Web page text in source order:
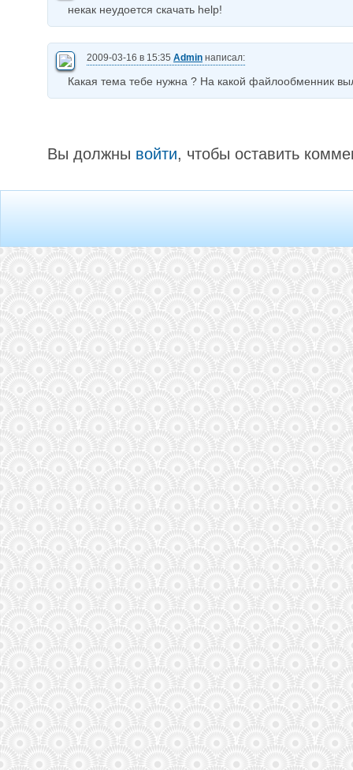
некак неудоется скачать help!
2009-03-16 в 15:35 Admin написал:
Какая тема тебе нужна ? На какой файлообменник
Вы должны войти, чтобы оставить